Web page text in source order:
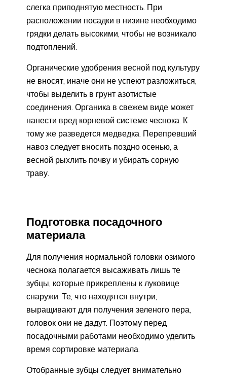
слегка приподнятую местность. При
расположении посадки в низине необходимо
грядки делать высокими, чтобы не возникало
подтоплений.
Органические удобрения весной под культуру
не вносят, иначе они не успеют разложиться,
чтобы выделить в грунт азотистые
соединения. Органика в свежем виде может
нанести вред корневой системе чеснока. К
тому же разведется медведка. Перепревший
навоз следует вносить поздно осенью, а
весной рыхлить почву и убирать сорную
траву.
Подготовка посадочного
материала
Для получения нормальной головки озимого
чеснока полагается высаживать лишь те
зубцы, которые прикреплены к луковице
снаружи. Те, что находятся внутри,
выращивают для получения зеленого пера,
головок они не дадут. Поэтому перед
посадочными работами необходимо уделить
время сортировке материала.
Отобранные зубцы следует внимательно